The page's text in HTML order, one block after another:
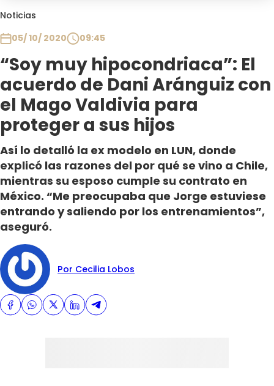
Noticias
05/ 10/ 2020
09:45
“Soy muy hipocondriaca”: El
acuerdo de Dani Aránguiz con
el Mago Valdivia para
proteger a sus hijos
Así lo detalló la ex modelo en LUN, donde
explicó las razones del por qué se vino a Chile,
mientras su esposo cumple su contrato en
México. “Me preocupaba que Jorge estuviese
entrando y saliendo por los entrenamientos”,
aseguró.
Por Cecilia Lobos
Plan Perfecto
El Tiempo
Sabingo
Todos Los Programas